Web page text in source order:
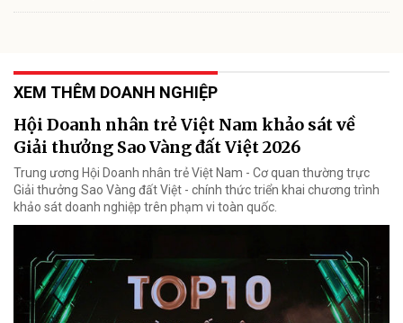
XEM THÊM DOANH NGHIỆP
Hội Doanh nhân trẻ Việt Nam khảo sát về
Giải thưởng Sao Vàng đất Việt 2026
Trung ương Hội Doanh nhân trẻ Việt Nam - Cơ quan thường trực
Giải thưởng Sao Vàng đất Việt - chính thức triển khai chương trình
khảo sát doanh nghiệp trên phạm vi toàn quốc.